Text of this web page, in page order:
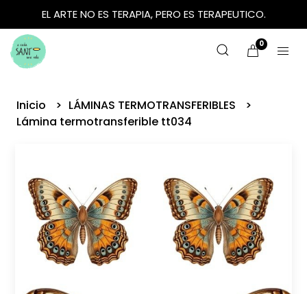
EL ARTE NO ES TERAPIA, PERO ES TERAPEUTICO.
0
Inicio
LÁMINAS TERMOTRANSFERIBLES
Lámina termotransferible tt034